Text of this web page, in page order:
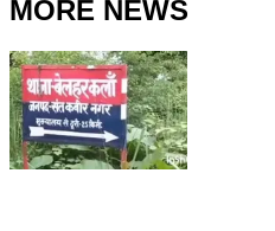
MORE NEWS